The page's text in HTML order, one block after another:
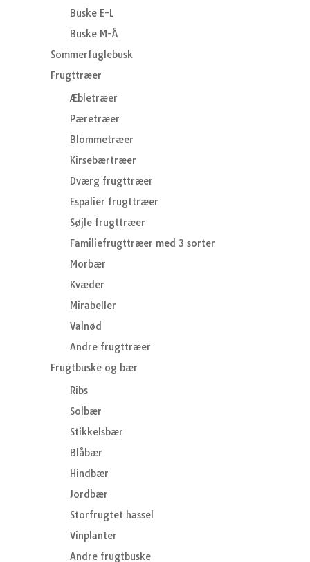
Buske E-L
Buske M-Å
Sommerfuglebusk
Frugttræer
Æbletræer
Pæretræer
Blommetræer
Kirsebærtræer
Dværg frugttræer
Espalier frugttræer
Søjle frugttræer
Familiefrugttræer med 3 sorter
Morbær
Kvæder
Mirabeller
Valnød
Andre frugttræer
Frugtbuske og bær
Ribs
Solbær
Stikkelsbær
Blåbær
Hindbær
Jordbær
Storfrugtet hassel
Vinplanter
Andre frugtbuske